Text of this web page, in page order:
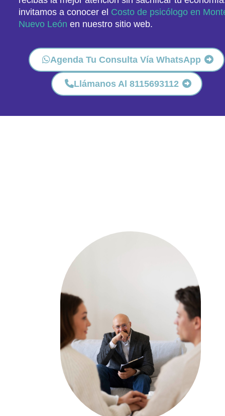
invitamos a conocer el Costo de psicólogo en
Nuevo León en nuestro sitio web.
Agenda Tu Consulta Vía WhatsApp
Llámanos Al 8115693112